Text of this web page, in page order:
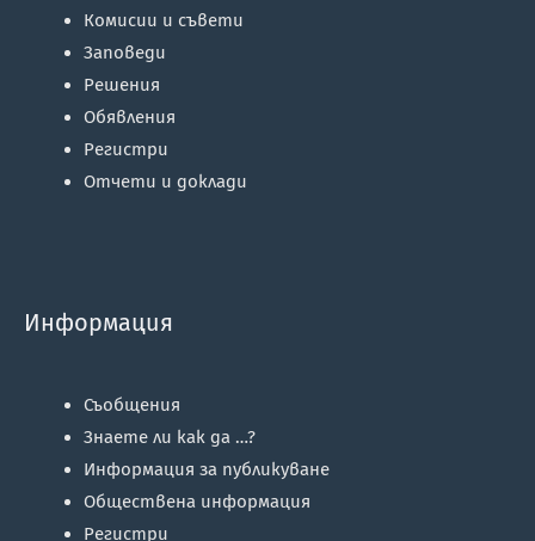
Комисии и съвети
Заповеди
Решения
Обявления
Регистри
Отчети и доклади
Информация
Съобщения
Знаете ли как да …?
Информация за публикуване
Обществена информация
Регистри